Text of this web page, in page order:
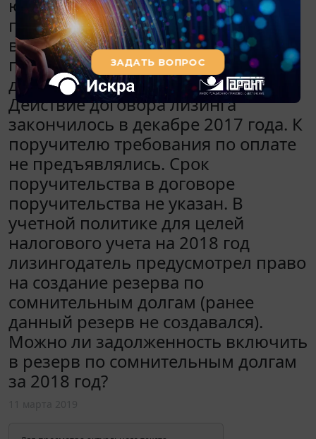
юридическим лицом. В договоре
поручительства указано, что он
вступает в силу с момента
подписания сторонами и действует
до 10.02.2018 включительно.
Действие договора лизинга
закончилось в декабре 2017 года. К
поручителю требования по оплате
не предъявлялись. Срок
поручительства в договоре
поручительства не указан. В
учетной политике для целей
налогового учета на 2018 год
лизингодатель предусмотрел право
на создание резерва по
сомнительным долгам (ранее
данный резерв не создавался).
Можно ли задолженность включить
в резерв по сомнительным долгам
за 2018 год?